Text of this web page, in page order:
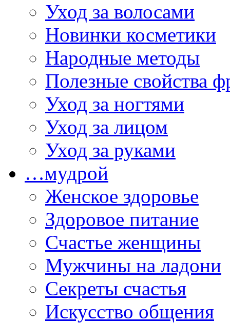
Уход за волосами
Новинки косметики
Народные методы
Полезные свойства
Уход за ногтями
Уход за лицом
Уход за руками
…мудрой
Женское здоровье
Здоровое питание
Счастье женщины
Мужчины на ладони
Секреты счастья
Искусство общения